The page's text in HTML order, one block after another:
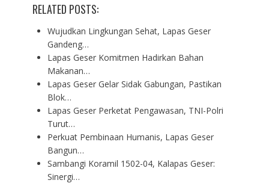
RELATED POSTS:
Wujudkan Lingkungan Sehat, Lapas Geser
Gandeng…
Lapas Geser Komitmen Hadirkan Bahan
Makanan…
Lapas Geser Gelar Sidak Gabungan, Pastikan
Blok…
Lapas Geser Perketat Pengawasan, TNI-Polri
Turut…
Perkuat Pembinaan Humanis, Lapas Geser
Bangun…
Sambangi Koramil 1502-04, Kalapas Geser:
Sinergi…